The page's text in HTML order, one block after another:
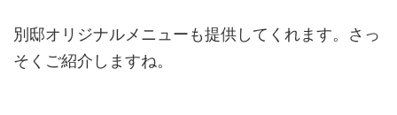
別邸オリジナルメニューも提供してくれます。さっ
そくご紹介しますね。